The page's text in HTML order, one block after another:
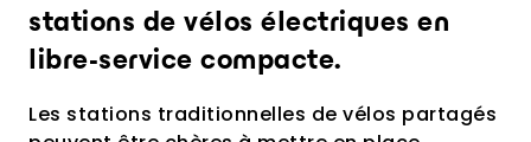
Envie d'en savoir plus ? Contactez-
nous.
stations de vélos électriques en
libre-service compacte.
Les stations traditionnelles de vélos partagés